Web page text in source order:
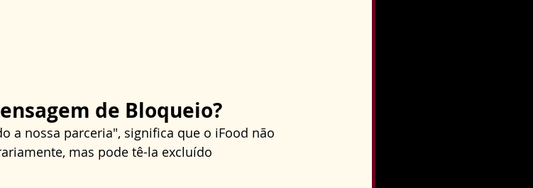
de Bloqueio?
a nossa parceria", significa que o iFood não
mas pode tê-la excluído